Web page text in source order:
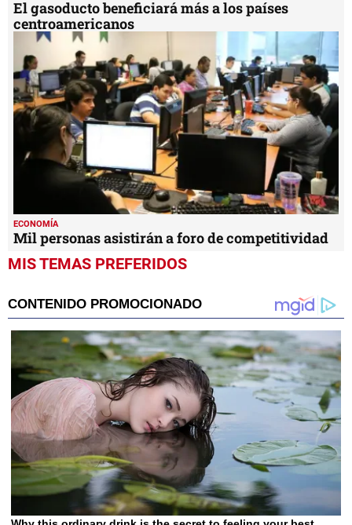
El gasoducto beneficiará más a los países
centroamericanos
ECONOMÍA
Mil personas asistirán a foro de competitividad
MIS TEMAS PREFERIDOS